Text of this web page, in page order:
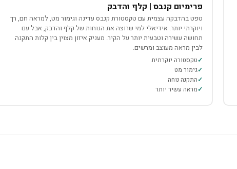
פרימיום קנבס | קלף והדבק
טפט בהדבקה עצמית עם טקסטורת קנבס עדינה וגימור מט, למראה חם, רך
ויוקרתי יותר. אידיאלי למי שרוצה את הנוחות של קלף והדבק, אבל עם
תחושה עשירה וטבעית יותר על הקיר. מעניק איזון מצוין בין קלות התקנה
לבין מראה מעוצב ומרשים.
טקסטורה יוקרתית
גימור מט
התקנה נוחה
מראה עשיר יותר